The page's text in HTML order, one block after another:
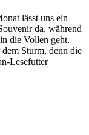
lässt uns ein
da, während
die Vollen geht.
Sturm, denn die
Lesefutter